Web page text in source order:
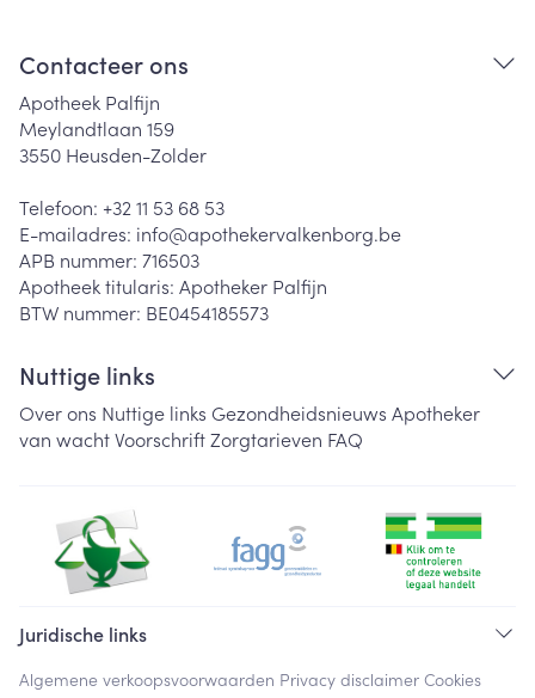
Contacteer ons
Apotheek Palfijn
Meylandtlaan 159
3550 Heusden-Zolder
Telefoon: +32 11 53 68 53
E-mailadres: info@apothekervalkenborg.be
APB nummer: 716503
Apotheek titularis: Apotheker Palfijn
BTW nummer: BE0454185573
Nuttige links
Over ons Nuttige links Gezondheidsnieuws Apotheker
van wachtVoorschriftZorgtarieven FAQ
Juridische links
Algemene verkoopsvoorwaarden Privacy disclaimer Cookies